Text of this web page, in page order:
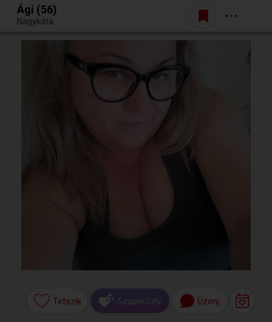
Egy jó randiból bármi lehet.
Belépés
Ági (56)
Nagykáta
Tetszik SzuperSzív Üzenj